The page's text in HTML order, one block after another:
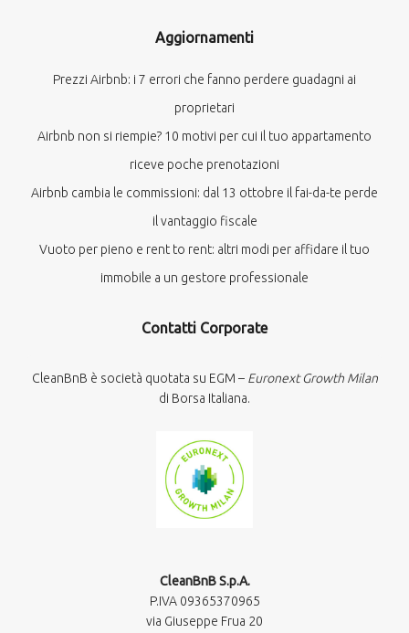
Aggiornamenti
Prezzi Airbnb: i 7 errori che fanno perdere guadagni ai
proprietari
Airbnb non si riempie? 10 motivi per cui il tuo appartamento
riceve poche prenotazioni
Airbnb cambia le commissioni: dal 13 ottobre il fai-da-te perde
il vantaggio fiscale
Vuoto per pieno e rent to rent: altri modi per affidare il tuo
immobile a un gestore professionale
Contatti Corporate
CleanBnB è società quotata su EGM – Euronext Growth Milan
di Borsa Italiana.
CleanBnB S.p.A.
P.IVA 09365370965​
via Giuseppe Frua 20